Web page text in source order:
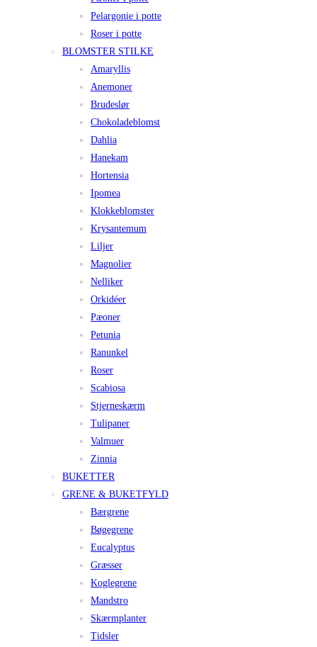
Pelargonie i potte
Roser i potte
BLOMSTER STILKE
Amaryllis
Anemoner
Brudeslør
Chokoladeblomst
Dahlia
Hanekam
Hortensia
Ipomea
Klokkeblomster
Krysantemum
Liljer
Magnolier
Nelliker
Orkidéer
Pæoner
Petunia
Ranunkel
Roser
Scabiosa
Stjerneskærm
Tulipaner
Valmuer
Zinnia
BUKETTER
GRENE & BUKETFYLD
Bærgrene
Bøgegrene
Eucalyptus
Græsser
Koglegrene
Mandstro
Skærmplanter
Tidsler